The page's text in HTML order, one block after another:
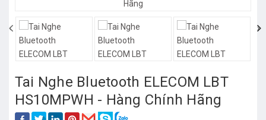
‹ ›
Tai Nghe Bluetooth ELECOM LBT
HS10MPWH - Hàng Chính Hãng